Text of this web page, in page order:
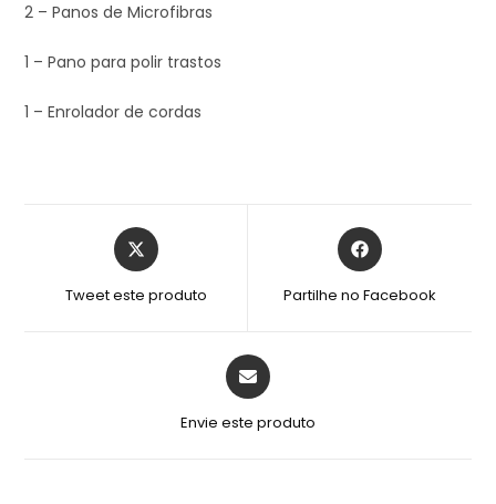
2 – Panos de Microfibras
1 – Pano para polir trastos
1 – Enrolador de cordas
Tweet este produto Partilhe no Facebook
Envie este produto